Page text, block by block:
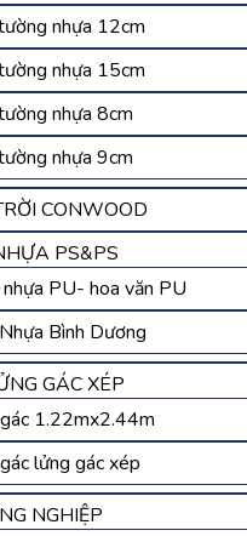
nhựa 12cm
nhựa 15cm
nhựa 8cm
nhựa 9cm
CONWOOD
PS&PS
PU- hoa văn PU
Bình Dương
GÁC XÉP
1.22mx2.44m
lửng gác xép
NGHIỆP